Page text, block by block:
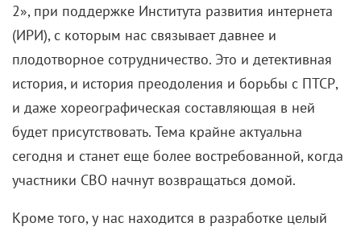
2», при поддержке Института развития интернета
(ИРИ), с которым нас связывает давнее и
плодотворное сотрудничество. Это и детективная
история, и история преодоления и борьбы с ПТСР,
и даже хореографическая составляющая в ней
будет присутствовать. Тема крайне актуальна
сегодня и станет еще более востребованной, когда
участники СВО начнут возвращаться домой.
Кроме того, у нас находится в разработке целый